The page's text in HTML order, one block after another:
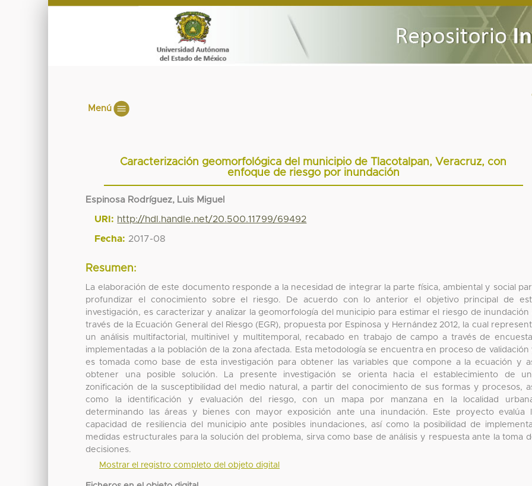
Menú
Caracterización geomorfológica del municipio de Tlacotalpan, Veracruz, con
enfoque de riesgo por inundación
Espinosa Rodríguez, Luis Miguel
URI: http://hdl.handle.net/20.500.11799/69492
Fecha: 2017-08
Resumen:
La elaboración de este documento responde a la necesidad de integrar la parte física, ambiental y social
profundizar el conocimiento sobre el riesgo. De acuerdo con lo anterior el objetivo principal de
investigación, es caracterizar y analizar la geomorfología del municipio para estimar el riesgo de inundación
través de la Ecuación General del Riesgo (EGR), propuesta por Espinosa y Hernández 2012, la cual
un análisis multifactorial, multinivel y multitemporal, recabado en trabajo de campo a través de
implementadas a la población de la zona afectada. Esta metodología se encuentra en proceso de validación
es tomada como base de esta investigación para obtener las variables que compone a la ecuación y
obtener una posible solución. La presente investigación se orienta hacia el establecimiento de
zonificación de la susceptibilidad del medio natural, a partir del conocimiento de sus formas y procesos,
como la identificación y evaluación del riesgo, con un mapa por manzana en la localidad
determinando las áreas y bienes con mayor exposición ante una inundación. Este proyecto evalúa
capacidad de resiliencia del municipio ante posibles inundaciones, así como la posibilidad de
medidas estructurales para la solución del problema, sirva como base de análisis y respuesta ante la toma
decisiones.
Mostrar el registro completo del objeto digital